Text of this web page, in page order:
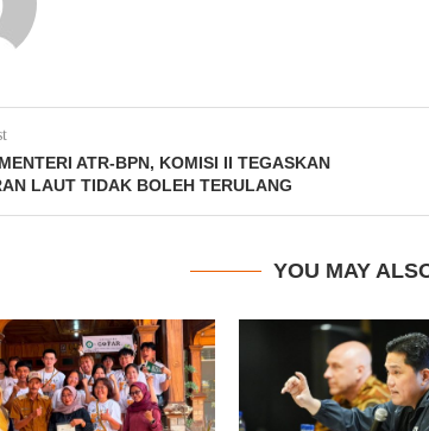
ATR-BPN, KOMISI II TEGASKAN
LAUT TIDAK BOLEH TERULANG
YOU MAY